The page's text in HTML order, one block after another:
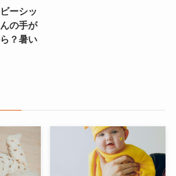
ーシッ
の手が
？暑い